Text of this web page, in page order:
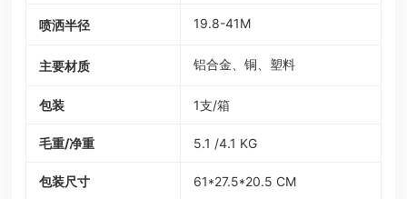
喷洒半径 19.8-41M
主要材质 铝合金、铜、塑料
包装 1支/箱
毛重/净重 5.1 /4.1 KG
包装尺寸 61*27.5*20.5 CM